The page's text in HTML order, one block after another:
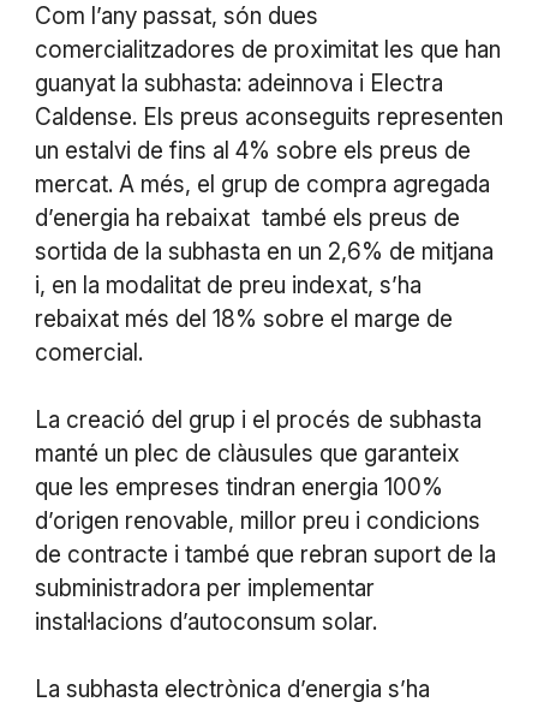
Com l’any passat, són dues
comercialitzadores de proximitat les que han
guanyat la subhasta: adeinnova i Electra
Caldense. Els preus aconseguits representen
un estalvi de fins al 4% sobre els preus de
mercat. A més, el grup de compra agregada
d’energia ha rebaixat també els preus de
sortida de la subhasta en un 2,6% de mitjana
i, en la modalitat de preu indexat, s’ha
rebaixat més del 18% sobre el marge de
comercial.
La creació del grup i el procés de subhasta
manté un plec de clàusules que garanteix
que les empreses tindran energia 100%
d’origen renovable, millor preu i condicions
de contracte i també que rebran suport de la
subministradora per implementar
instal·lacions d’autoconsum solar.
La subhasta electrònica d’energia s’ha